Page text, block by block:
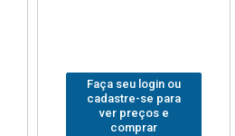
Faça seu login ou
cadastre-se para
ver preços e
comprar